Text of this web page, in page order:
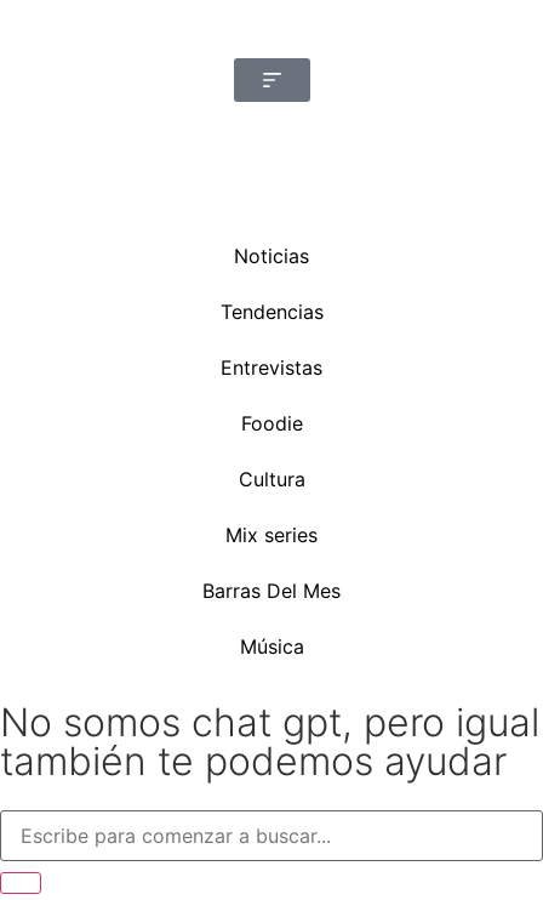
Noticias
Tendencias
Entrevistas
Foodie
Cultura
Mix series
Barras Del Mes
Música
No somos chat gpt, pero igual
también te podemos ayudar